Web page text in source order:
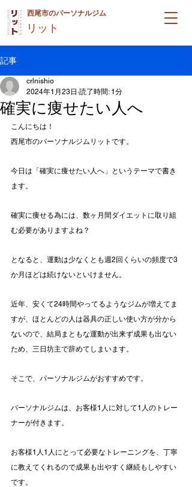
西尾市のパーソナルジム
リット
記事
確実に痩せたい人へ
crlnishio
2024年1月23日 読了時間: 1分
こんにちは！
西尾市のパーソナルジムリットです。
今日は「確実に痩せたい人へ」というテーマで書き
ます。
確実に痩せる為には、数ヶ月間ダイエットに取り組
む必要がありますよね？
となると、運動は少なくとも週2回くらいの頻度で3
か月ほどは続けないといけません。
近年、安くて24時間やってるようなジムが増えてま
すが、ほとんどの人は器具の正しい使い方が分から
ないので、結局まともな運動が出来ず成果も出ない
ため、三日坊主で辞めてしまいます。
そこで、パーソナルジムがおすすめです。
パーソナルジムは、お客様1人に対して1人のトレー
ナーが付きます。
お客様1人1人にとって必要なトレーニングを、丁寧
に教えてくれるので成果も出やすく継続もしやすい
です。